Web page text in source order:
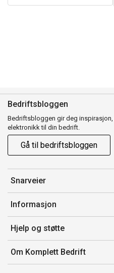
Bedriftsbloggen
Bedriftsbloggen gir deg inspirasjon,
elektronikk til din bedrift.
Gå til bedriftsbloggen
Snarveier
Min side
Ordreoversikt
Mine produkter
Informasjon
Salgsbetingelser
Avtalevilkår for Komplett Bedrift
Produsenter
Hjelp og støtte
Kontakt oss
Retur
Om Komplett Bedrift